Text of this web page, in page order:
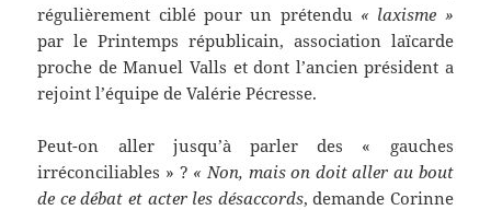
régulièrement ciblé pour un prétendu « laxisme »
par le Printemps républicain, association laïcarde
proche de Manuel Valls et dont l’ancien président a
rejoint l’équipe de Valérie Pécresse.
Peut-on aller jusqu’à parler des « gauches
irréconciliables » ? « Non, mais on doit aller au bout
de ce débat et acter les désaccords, demande Corinne